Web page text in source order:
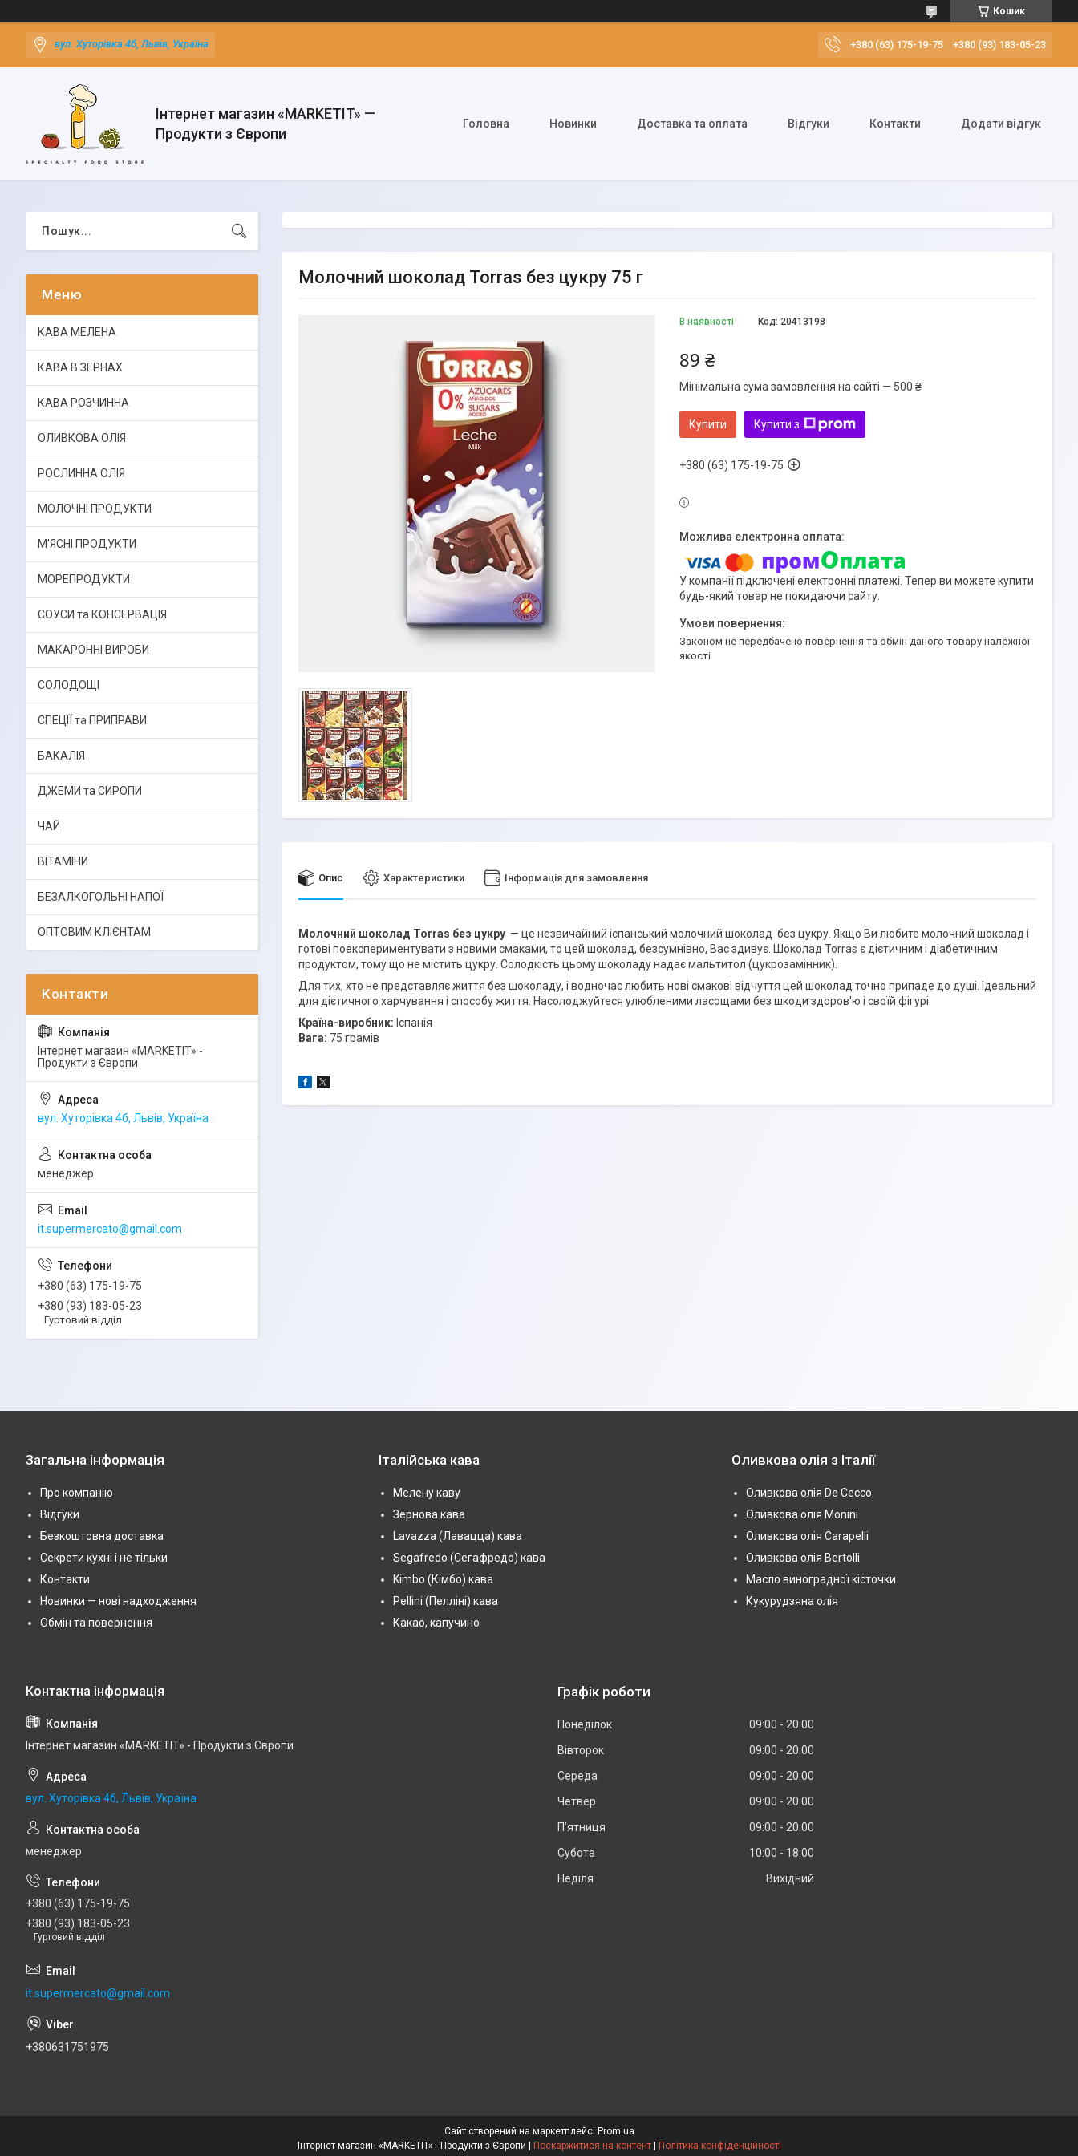
Кошик
вул. Хуторівка 4б, Львів, Україна +380 (63) 175-19-75 +380 (93) 183-05-23
Інтернет магазин «MARKETIT» —
Продукти з Європи
Головна Новинки Доставка та оплата Відгуки Контакти Додати відгук
Молочний шоколад Torras без цукру 75 г
В наявності Код: 20413198
89 ₴
Мінімальна сума замовлення на сайті — 500 ₴
Купити Купити з
+380 (63) 175-19-75
У компанії підключені електронні платежі. Тепер ви можете купити
будь-який товар не покидаючи сайту.
Законом не передбачено повернення та обмін даного товару належної
якості
Опис Характеристики Інформація для замовлення
Молочний шоколад Torras без цукру — це незвичайний іспанський молочний шоколад без цукру. Якщо Ви любите молочний шоколад і
готові поекспериментувати з новими смаками, то цей шоколад, безсумнівно, Вас здивує. Шоколад Torras є дієтичним і діабетичним
продуктом, тому що не містить цукру. Солодкість цьому шоколаду надає мальтитол (цукрозамінник).
Для тих, хто не представляє життя без шоколаду, і водночас любить нові смакові відчуття цей шоколад точно припаде до душі. Ідеальний
для дієтичного харчування і способу життя. Насолоджуйтеся улюбленими ласощами без шкоди здоров'ю і своїй фігурі.
Країна-виробник: Іспанія
Вага: 75 грамів
КАВА МЕЛЕНА
КАВА В ЗЕРНАХ
КАВА РОЗЧИННА
ОЛИВКОВА ОЛІЯ
РОСЛИННА ОЛІЯ
МОЛОЧНІ ПРОДУКТИ
М'ЯСНІ ПРОДУКТИ
МОРЕПРОДУКТИ
СОУСИ та КОНСЕРВАЦІЯ
МАКАРОННІ ВИРОБИ
СОЛОДОЩІ
СПЕЦІЇ та ПРИПРАВИ
БАКАЛІЯ
ДЖЕМИ та СИРОПИ
ЧАЙ
ВІТАМІНИ
БЕЗАЛКОГОЛЬНІ НАПОЇ
ОПТОВИМ КЛІЄНТАМ
Інтернет магазин «MARKETIT» -
Продукти з Європи
вул. Хуторівка 4б, Львів, Україна
менеджер
it.supermercato@gmail.com
+380 (63) 175-19-75
+380 (93) 183-05-23
Гуртовий відділ
Загальна інформація
Про компанію
Відгуки
Безкоштовна доставка
Секрети кухні і не тільки
Контакти
Новинки — нові надходження
Обмін та повернення
Італійська кава
Мелену каву
Зернова кава
Lavazza (Лавацца) кава
Segafredo (Сегафредо) кава
Kimbo (Кімбо) кава
Pellini (Пелліні) кава
Какао, капучино
Оливкова олія з Італії
Оливкова олія De Cecco
Оливкова олія Monini
Оливкова олія Carapelli
Оливкова олія Bertolli
Масло виноградної кісточки
Кукурудзяна олія
Інтернет магазин «MARKETIT» - Продукти з Європи
вул. Хуторівка 4б, Львів, Україна
менеджер
+380 (63) 175-19-75
+380 (93) 183-05-23
Гуртовий відділ
it.supermercato@gmail.com
+380631751975
Графік роботи
Понеділок 09:00
20:00
Вівторок
09:00
20:00
Середа
09:00
20:00
Четвер
09:00
20:00
Пʼятниця
09:00
20:00
Субота
10:00
18:00
Неділя
Вихідний
Сайт створений на маркетплейсі Prom.ua
Поскаржитися на контент Політика конфіденційності